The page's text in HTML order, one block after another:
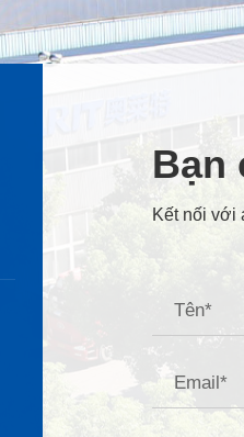
Bạn
Kết nối với